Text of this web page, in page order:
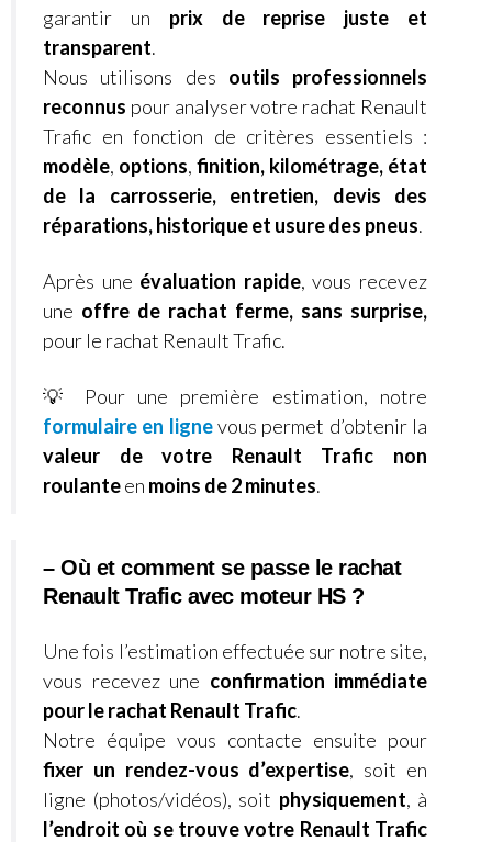
garantir un prix de reprise juste et
transparent.
Nous utilisons des outils professionnels
reconnus pour analyser votre rachat Renault
Trafic en fonction de critères essentiels :
modèle, options, finition, kilométrage, état
de la carrosserie, entretien, devis des
réparations, historique et usure des pneus.
Après une évaluation rapide, vous recevez
une offre de rachat ferme, sans surprise,
pour le rachat Renault Trafic.
💡 Pour une première estimation, notre
formulaire en lignevous permet d’obtenir la
valeur de votre Renault Trafic non
roulanteen moins de 2 minutes.
– Où et comment se passe le rachat
Renault Trafic avec moteur HS ?
Une fois l’estimation effectuée sur notre site,
vous recevez une confirmation immédiate
pour le rachat Renault Trafic.
Notre équipe vous contacte ensuite pour
fixer un rendez-vous d’expertise, soit en
ligne (photos/vidéos), soit physiquement, à
l’endroit où se trouve votre Renault Trafic